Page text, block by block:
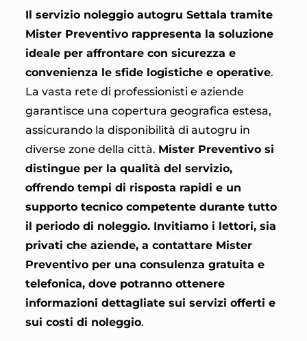
Il servizio noleggio autogru Settala tramite
Mister Preventivo rappresenta la soluzione
ideale per affrontare con sicurezza e
convenienza le sfide logistiche e operative.
La vasta rete di professionisti e aziende
garantisce una copertura geografica estesa,
assicurando la disponibilità di autogru in
diverse zone della città. Mister Preventivo si
distingue per la qualità del servizio,
offrendo tempi di risposta rapidi e un
supporto tecnico competente durante tutto
il periodo di noleggio. Invitiamo i lettori, sia
privati che aziende, a contattare Mister
Preventivo per una consulenza gratuita e
telefonica, dove potranno ottenere
informazioni dettagliate sui servizi offerti e
sui costi di noleggio.